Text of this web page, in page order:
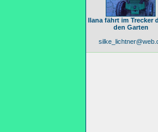
Ilana fährt im Trecker
den Garten